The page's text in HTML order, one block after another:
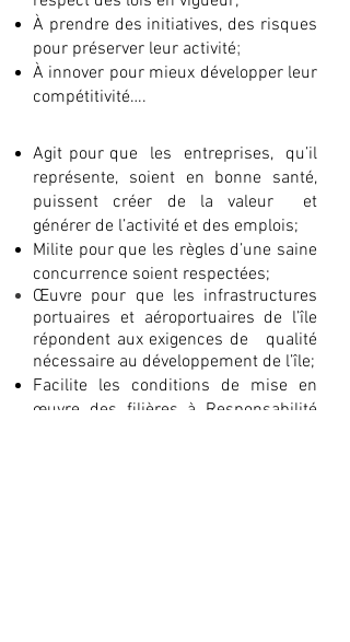
À prendre des initiatives, des risques
pour préserver leur activité;
À innover pour mieux développer leur
compétitivité….
Agit pour que les entreprises, qu’il
représente, soient en bonne santé,
puissent créer de la valeur et
générer de l’activité et des emplois;
Milite pour que les règles d’une saine
concurrence soient respectées;
Œuvre pour que les infrastructures
portuaires et aéroportuaires de l’île
répondent aux exigences de qualité
nécessaire au développement de l’île;
Facilite les conditions de mise en
œuvre des ﬁlières à Responsabilité